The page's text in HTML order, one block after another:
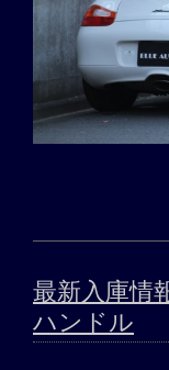
最新入庫
ハンドル